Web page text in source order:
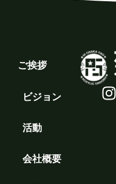
ご挨拶
ビジョン
活動
会社概要